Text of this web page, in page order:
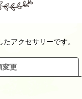
アクセサリーです。
変更